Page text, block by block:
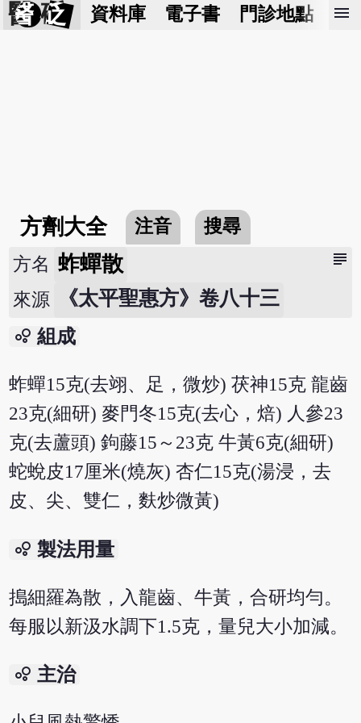
醫 砭 資料庫 電子書 門診地點 預
menu
方劑大全 注音 搜尋
subject
方名 蚱蟬散
來源 《太平聖惠方》卷八十三
bubble_chart 組成
蚱蟬15克(去翊、足，微炒) 茯神15克 龍齒
23克(細研) 麥門冬15克(去心，焙) 人參23
克(去蘆頭) 鉤藤15～23克 牛黃6克(細研)
蛇蛻皮17厘米(燒灰) 杏仁15克(湯浸，去
皮、尖、雙仁，麩炒微黃)
bubble_chart 製法用量
搗細羅為散，入龍齒、牛黃，合研均勻。
每服以新汲水調下1.5克，量兒大小加減。
bubble_chart 主治